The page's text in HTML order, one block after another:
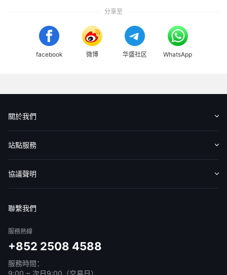
分享至
關於我們
認識華盛
媒體報導
意見反饋
站點服務
收費標準
交易工具
幫助中心
協議聲明
聯繫我們
服務熱線
+852 2508 4588
服務時間：
9:00 ~ 次日9:00（交易日）